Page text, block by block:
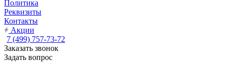
Политика
Реквизиты
Контакты
Акции
7 (499) 757-73-72
Заказать звонок
Задать вопрос